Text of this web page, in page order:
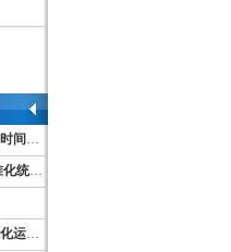
RC436基础时钟系统：智能化工程子母钟时间同步配套设备
RC521 自动授时数字时钟：公共场所标准化统一计时终端
电子时钟系统施工安装的常见误区及标准化运维管理规范